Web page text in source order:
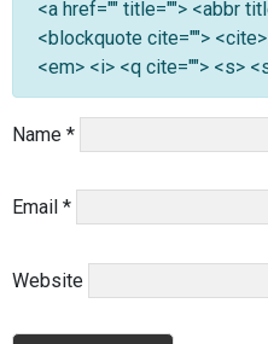
<a href="" title=""> <abbr
<blockquote cite="">
<em> <i> <q cite=""> <s>
Name *
Email *
Website